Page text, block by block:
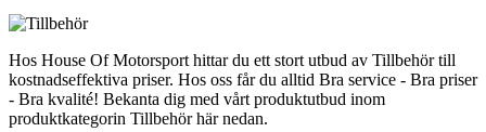
Hos House Of Motorsport hittar du ett stort utbud av Tillbehör till
kostnadseffektiva priser. Hos oss får du alltid Bra service - Bra priser
- Bra kvalité! Bekanta dig med vårt produktutbud inom
produktkategorin Tillbehör här nedan.